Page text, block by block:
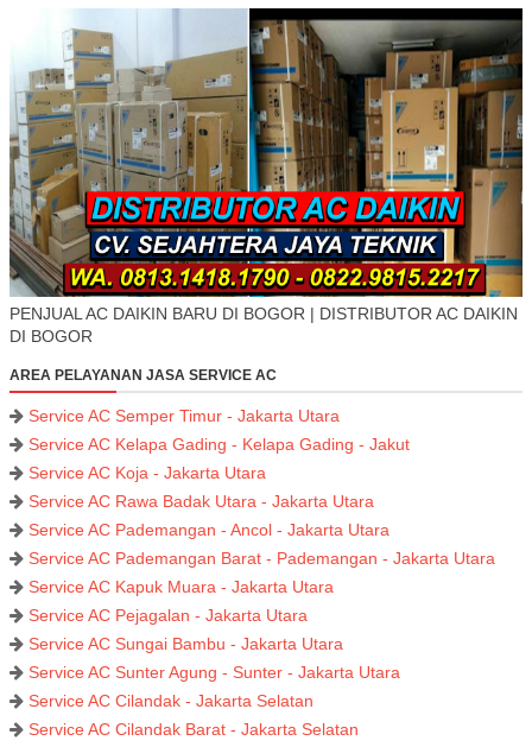
PENJUAL AC DAIKIN BARU DI BOGOR | DISTRIBUTOR AC DAIKIN
DI BOGOR
AREA PELAYANAN JASA SERVICE AC
Service AC Semper Timur - Jakarta Utara
Service AC Kelapa Gading - Kelapa Gading - Jakut
Service AC Koja - Jakarta Utara
Service AC Rawa Badak Utara - Jakarta Utara
Service AC Pademangan - Ancol - Jakarta Utara
Service AC Pademangan Barat - Pademangan - Jakarta Utara
Service AC Kapuk Muara - Jakarta Utara
Service AC Pejagalan - Jakarta Utara
Service AC Sungai Bambu - Jakarta Utara
Service AC Sunter Agung - Sunter - Jakarta Utara
Service AC Cilandak - Jakarta Selatan
Service AC Cilandak Barat - Jakarta Selatan